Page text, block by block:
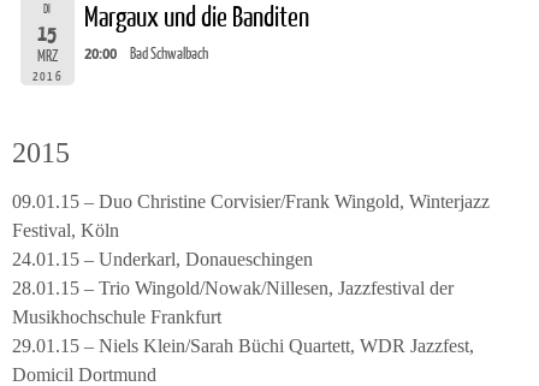
DI
15
MRZ
2016
Margaux und die Banditen
20:00 Bad Schwalbach
2015
09.01.15 – Duo Christine Corvisier/Frank Wingold, Winterjazz
Festival, Köln
24.01.15 – Underkarl, Donaueschingen
28.01.15 – Trio Wingold/Nowak/Nillesen, Jazzfestival der
Musikhochschule Frankfurt
29.01.15 – Niels Klein/Sarah Büchi Quartett, WDR Jazzfest,
Domicil Dortmund